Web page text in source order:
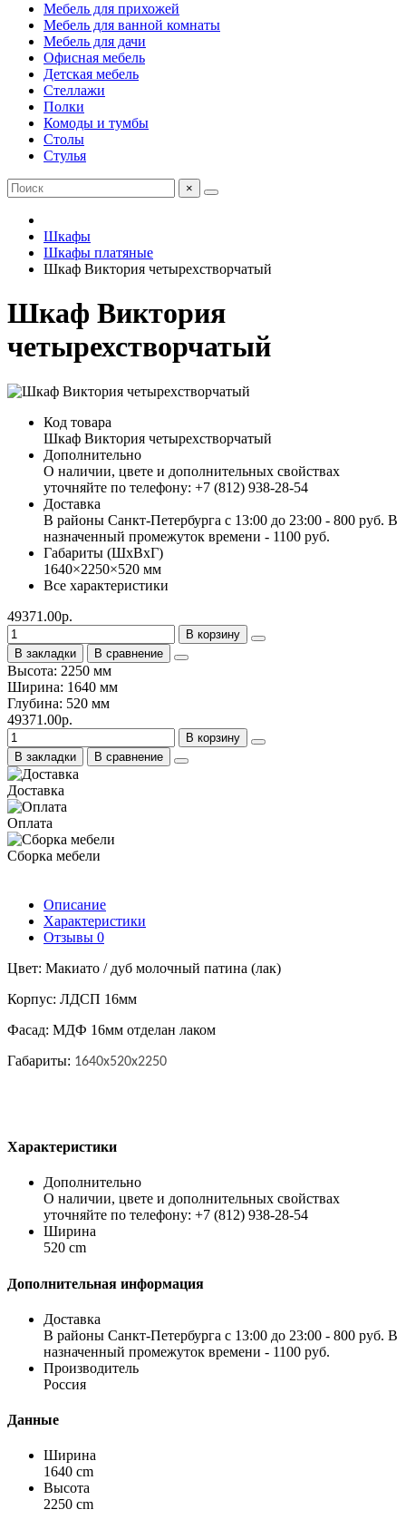
Мебель для прихожей
Мебель для ванной комнаты
Мебель для дачи
Офисная мебель
Детская мебель
Стеллажи
Полки
Комоды и тумбы
Столы
Стулья
×
Шкафы
Шкафы платяные
Шкаф Виктория четырехстворчатый
Шкаф Виктория
четырехстворчатый
Код товара
Шкаф Виктория четырехстворчатый
Дополнительно
О наличии, цвете и дополнительных свойствах
уточняйте по телефону: +7 (812) 938-28-54
Доставка
В районы Санкт-Петербурга с 13:00 до 23:00 - 800 руб. В
назначенный промежуток времени - 1100 руб.
Габариты (ШхВхГ)
1640×2250×520 мм
Все характеристики
49371.00р.
В корзину
В закладки
В сравнение
Высота: 2250 мм
Ширина: 1640 мм
Глубина: 520 мм
49371.00р.
В корзину
В закладки
В сравнение
Доставка
Оплата
Сборка мебели
Описание
Характеристики
Отзывы 0
Цвет: Макиато / дуб молочный патина (лак)
Корпус: ЛДСП 16мм
Фасад: МДФ 16мм отделан лаком
Габариты: 1640х520х2250
Характеристики
Дополнительно
О наличии, цвете и дополнительных свойствах
уточняйте по телефону: +7 (812) 938-28-54
Ширина
520 cm
Дополнительная информация
Доставка
В районы Санкт-Петербурга с 13:00 до 23:00 - 800 руб. В
назначенный промежуток времени - 1100 руб.
Производитель
Россия
Данные
Ширина
1640 cm
Высота
2250 cm